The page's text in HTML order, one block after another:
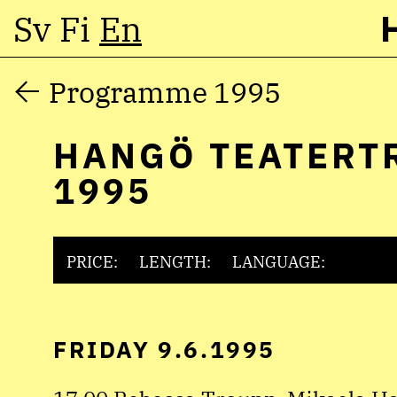
Skip
content
Sv Fi En
Programme 1995
HANGÖ
1995
PRICE: LENGTH: LANGUAGE:
FRIDAY 9.6.1995